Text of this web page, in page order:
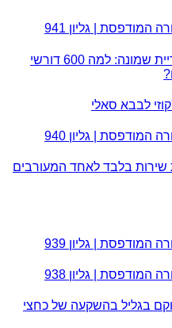
| גליון 941
המספרים המפתיעים של קריית שמונה: למה 600 דורשי
לבבא סאלי
| גליון 940
שירות בלבד לאחד המעורבים
| גליון 939
| גליון 938
בגליל בהשקעה של כחצי